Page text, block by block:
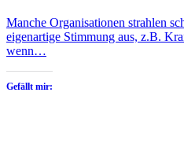
Manche Organisationen strahlen
eigenartige Stimmung aus, z.B.
wenn…
Gefällt mir: